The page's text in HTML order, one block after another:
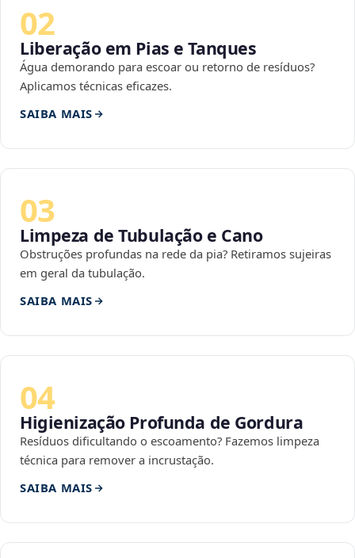
02
Liberação em Pias e Tanques
Água demorando para escoar ou retorno de resíduos?
Aplicamos técnicas eficazes.
SAIBA MAIS
03
Limpeza de Tubulação e Cano
Obstruções profundas na rede da pia? Retiramos sujeiras
em geral da tubulação.
SAIBA MAIS
04
Higienização Profunda de Gordura
Resíduos dificultando o escoamento? Fazemos limpeza
técnica para remover a incrustação.
SAIBA MAIS